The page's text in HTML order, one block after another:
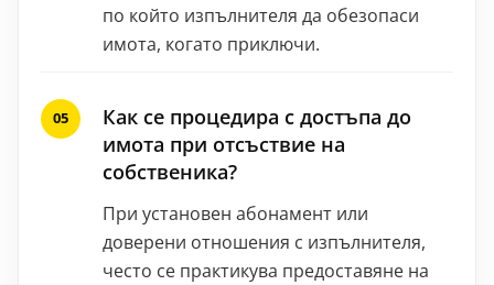
по който изпълнителя да обезопаси
имота, когато приключи.
Как се процедира с достъпа до
имота при отсъствие на
собственика?
При установен абонамент или
доверени отношения с изпълнителя,
често се практикува предоставяне на